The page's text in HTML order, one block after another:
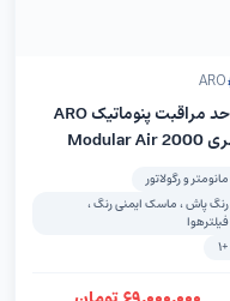
ARO
واحد مراقبت پنوماتیک ARO
سری Modular Air 2000
مانومتر و رگولاتور
رنگ پاش ، ماسک ایمنی رنگ ،
فیلترهوا
+1